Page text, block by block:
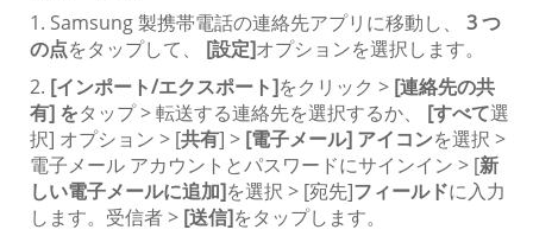
1. Samsung 製携帯電話の連絡先アプリに移動し、 3 つ
の点をタップして、 [設定]オプションを選択します。
2. [インポート/エクスポート]をクリック > [連絡先の共
有] をタップ > 転送する連絡先を選択するか、 [すべて選
択] オプション > [共有] > [電子メール] アイコンを選択 >
電子メール アカウントとパスワードにサインイン > [新
しい電子メールに追加]を選択 > [宛先]フィールドに入力
します。受信者 > [送信]をタップします。